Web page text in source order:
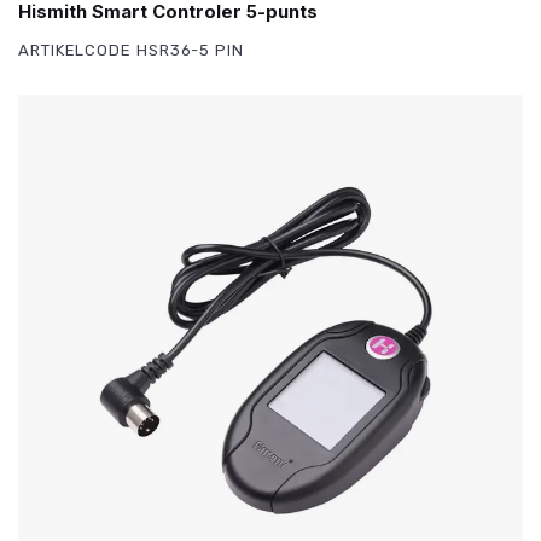
Hismith Smart Controler 5-punts
ARTIKELCODE HSR36-5 PIN